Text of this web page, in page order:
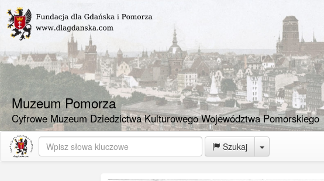
Muzeum Pomorza
Cyfrowe Muzeum Dziedzictwa Kulturowego Województwa Pomorskiego
Szukaj Toggle Dropdown